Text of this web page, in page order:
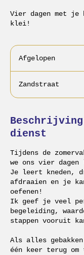
Vier dagen met je
klei!
Afgelopen
e
l
p
e
Zandstraat
dienst
Tijdens de
we ons vier
Je leert kneden,
afdraaien en je
oefenen!
Ik geef je veel
begeleiding,
stappen vooruit
Als alles
één keer terug